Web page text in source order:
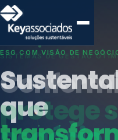
SISTEMAS DE GESTÃO
protege
negócio.